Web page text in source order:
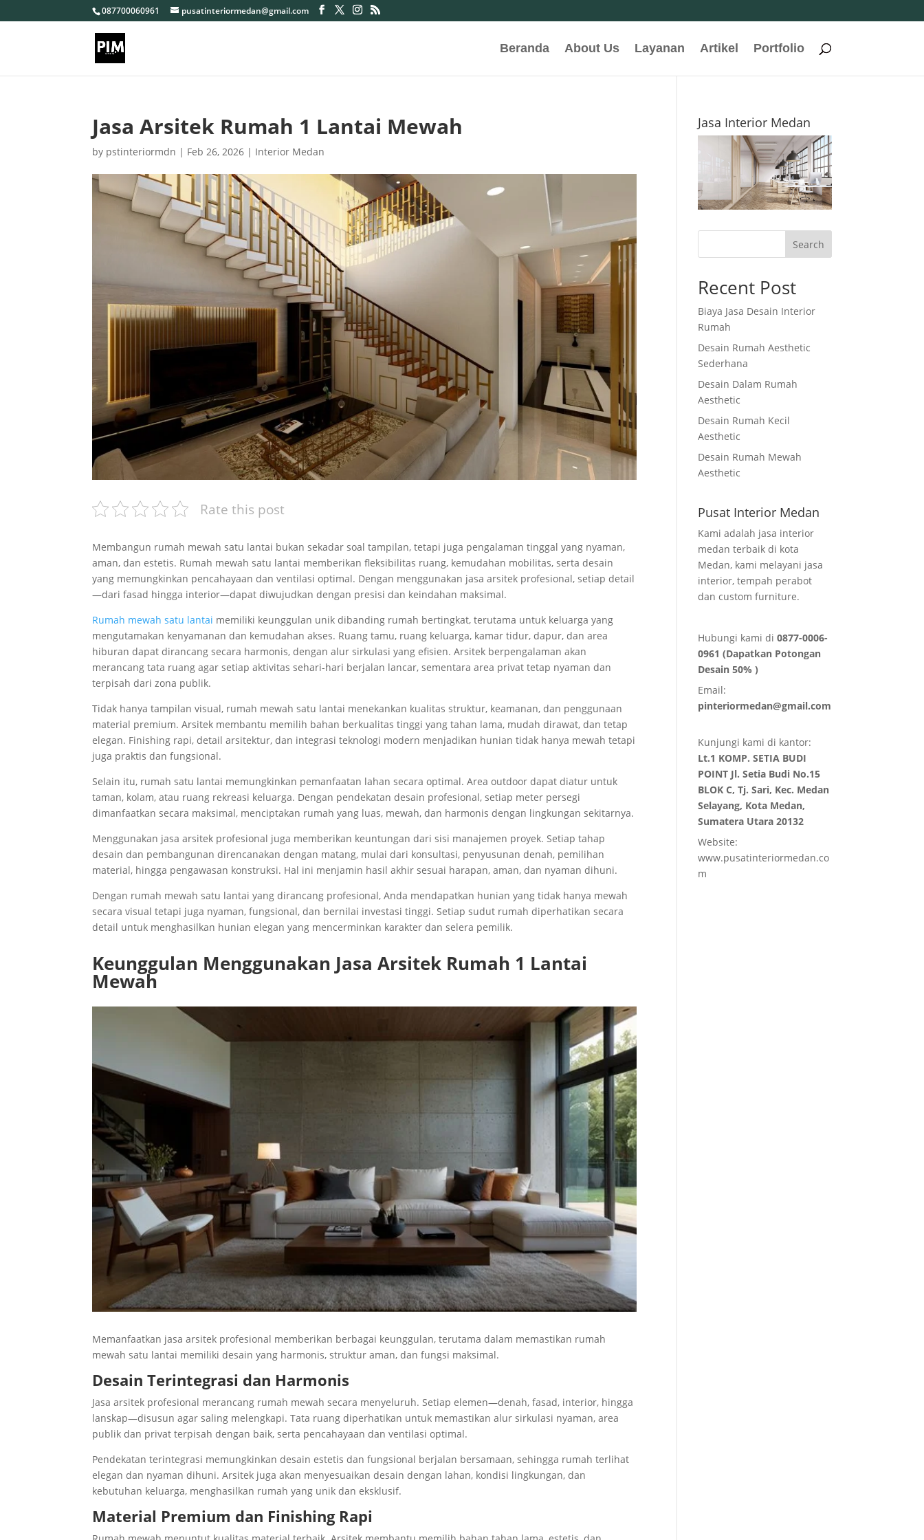
087700060961 pusatinteriormedan@gmail.com
Beranda About Us Layanan Artikel Portfolio
Jasa Arsitek Rumah 1 Lantai Mewah
by pstinteriormdn | Feb 26, 2026 | Interior Medan
Rate this post
Membangun rumah mewah satu lantai bukan sekadar soal tampilan, tetapi juga pengalaman tinggal yang nyaman,
aman, dan estetis. Rumah mewah satu lantai memberikan fleksibilitas ruang, kemudahan mobilitas, serta desain
yang memungkinkan pencahayaan dan ventilasi optimal. Dengan menggunakan jasa arsitek profesional, setiap detail
—dari fasad hingga interior—dapat diwujudkan dengan presisi dan keindahan maksimal.
Rumah mewah satu lantai memiliki keunggulan unik dibanding rumah bertingkat, terutama untuk keluarga yang
mengutamakan kenyamanan dan kemudahan akses. Ruang tamu, ruang keluarga, kamar tidur, dapur, dan area
hiburan dapat dirancang secara harmonis, dengan alur sirkulasi yang efisien. Arsitek berpengalaman akan
merancang tata ruang agar setiap aktivitas sehari-hari berjalan lancar, sementara area privat tetap nyaman dan
terpisah dari zona publik.
Tidak hanya tampilan visual, rumah mewah satu lantai menekankan kualitas struktur, keamanan, dan penggunaan
material premium. Arsitek membantu memilih bahan berkualitas tinggi yang tahan lama, mudah dirawat, dan tetap
elegan. Finishing rapi, detail arsitektur, dan integrasi teknologi modern menjadikan hunian tidak hanya mewah tetapi
juga praktis dan fungsional.
Selain itu, rumah satu lantai memungkinkan pemanfaatan lahan secara optimal. Area outdoor dapat diatur untuk
taman, kolam, atau ruang rekreasi keluarga. Dengan pendekatan desain profesional, setiap meter persegi
dimanfaatkan secara maksimal, menciptakan rumah yang luas, mewah, dan harmonis dengan lingkungan sekitarnya.
Menggunakan jasa arsitek profesional juga memberikan keuntungan dari sisi manajemen proyek. Setiap tahap
desain dan pembangunan direncanakan dengan matang, mulai dari konsultasi, penyusunan denah, pemilihan
material, hingga pengawasan konstruksi. Hal ini menjamin hasil akhir sesuai harapan, aman, dan nyaman dihuni.
Dengan rumah mewah satu lantai yang dirancang profesional, Anda mendapatkan hunian yang tidak hanya mewah
secara visual tetapi juga nyaman, fungsional, dan bernilai investasi tinggi. Setiap sudut rumah diperhatikan secara
detail untuk menghasilkan hunian elegan yang mencerminkan karakter dan selera pemilik.
Keunggulan Menggunakan Jasa Arsitek Rumah 1 Lantai
Mewah
Memanfaatkan jasa arsitek profesional memberikan berbagai keunggulan, terutama dalam memastikan rumah
mewah satu lantai memiliki desain yang harmonis, struktur aman, dan fungsi maksimal.
Desain Terintegrasi dan Harmonis
Jasa arsitek profesional merancang rumah mewah secara menyeluruh. Setiap elemen—denah, fasad, interior, hingga
lanskap—disusun agar saling melengkapi. Tata ruang diperhatikan untuk memastikan alur sirkulasi nyaman, area
publik dan privat terpisah dengan baik, serta pencahayaan dan ventilasi optimal.
Pendekatan terintegrasi memungkinkan desain estetis dan fungsional berjalan bersamaan, sehingga rumah terlihat
elegan dan nyaman dihuni. Arsitek juga akan menyesuaikan desain dengan lahan, kondisi lingkungan, dan
kebutuhan keluarga, menghasilkan rumah yang unik dan eksklusif.
Material Premium dan Finishing Rapi
Jasa Interior Medan
Search
Recent Post
Biaya Jasa Desain Interior
Rumah
Desain Rumah Aesthetic
Sederhana
Desain Dalam Rumah
Aesthetic
Desain Rumah Kecil
Aesthetic
Desain Rumah Mewah
Aesthetic
Pusat Interior Medan
Kami adalah jasa interior
medan terbaik di kota
Medan, kami melayani jasa
interior, tempah perabot
dan custom furniture.
Hubungi kami di0877-0006-
0961 (Dapatkan Potongan
Desain 50% )
Email:
pinteriormedan@gmail.com
Kunjungi kami di kantor:
Lt.1 KOMP. SETIA BUDI
POINT Jl. Setia Budi No.15
BLOK C, Tj. Sari, Kec. Medan
Selayang, Kota Medan,
Sumatera Utara 20132
Website:
www.pusatinteriormedan.co
m